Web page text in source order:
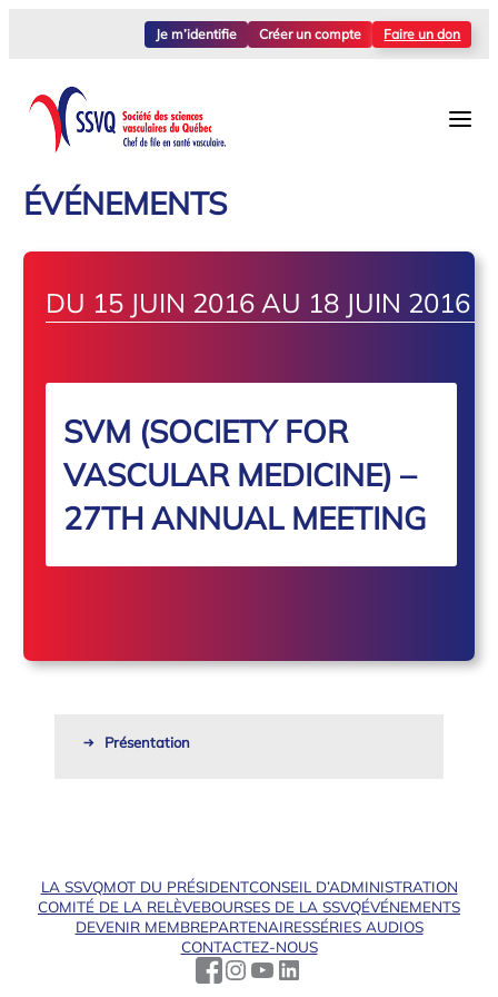
Je m’identifie Créer un compte Faire un don
ÉVÉNEMENTS
DU 15 JUIN 2016 AU 18 JUIN 2016
SVM (SOCIETY FOR
VASCULAR MEDICINE) –
27TH ANNUAL MEETING
Présentation
LA SSVQMOT DU PRÉSIDENTCONSEIL D’ADMINISTRATION
COMITÉ DE LA RELÈVEBOURSES DE LA SSVQÉVÉNEMENTS
DEVENIR MEMBREPARTENAIRESSÉRIES AUDIOS
CONTACTEZ-NOUS